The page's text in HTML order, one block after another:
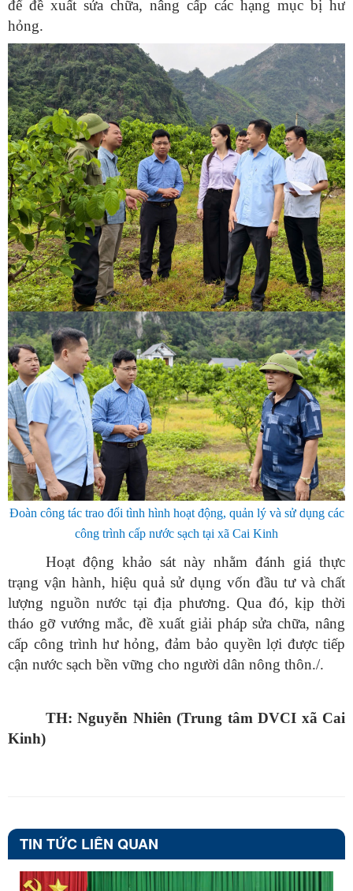
để đề xuất sửa chữa, nâng cấp các hạng mục bị hư
hỏng.
Đoàn công tác trao đổi tình hình hoạt động, quản lý và sử dụng các
công trình cấp nước sạch tại xã Cai Kinh
Hoạt động khảo sát này nhằm đánh giá thực
trạng vận hành, hiệu quả sử dụng vốn đầu tư và chất
lượng nguồn nước tại địa phương. Qua đó, kịp thời
tháo gỡ vướng mắc, đề xuất giải pháp sửa chữa, nâng
cấp công trình hư hỏng, đảm bảo quyền lợi được tiếp
cận nước sạch bền vững cho người dân nông thôn./.
TH: Nguyễn Nhiên (Trung tâm DVCI xã Cai
Kinh)
TIN TỨC LIÊN QUAN